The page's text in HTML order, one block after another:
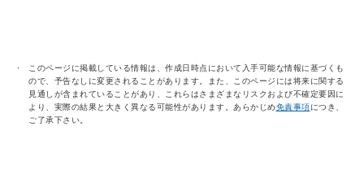
このページに掲載している情報は、作成日時点において入手可能な情報に基づくも
ので、予告なしに変更されることがあります。また、このページには将来に関する
見通しが含まれていることがあり、これらはさまざまなリスクおよび不確定要因に
より、実際の結果と大きく異なる可能性があります。あらかじめ免責事項につき、
ご了承下さい。